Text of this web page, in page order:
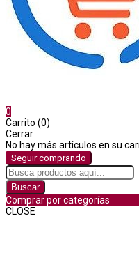
0
Carrito (0)
Cerrar
No hay más artículos en su
Seguir comprando
Buscar
Comprar por categorías
CLOSE